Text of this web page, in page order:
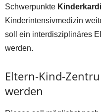
Schwerpunkte
Kinderintensivmedizin
soll ein interdisziplinäres
werden.
Eltern-Kind-
werden